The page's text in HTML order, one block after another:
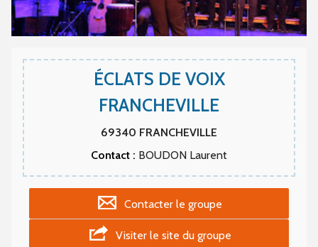
ÉCLATS DE VOIX
FRANCHEVILLE
69340 FRANCHEVILLE
Contact : BOUDON Laurent
Contacter le groupe
Visiter le site du groupe